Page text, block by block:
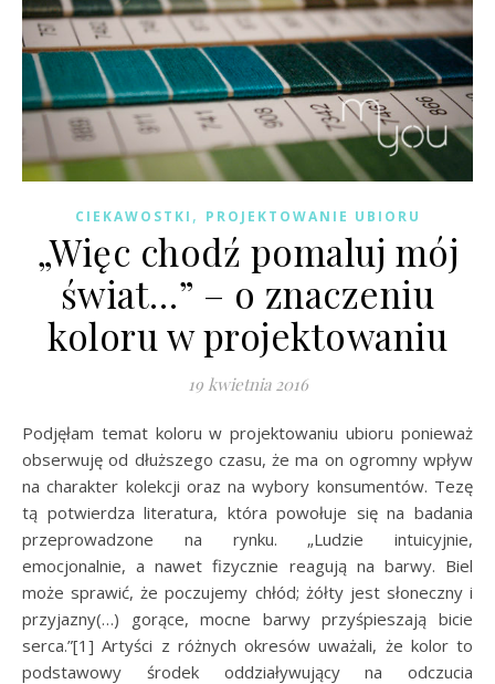
CIEKAWOSTKI , PROJEKTOWANIE UBIORU
„Więc chodź pomaluj mój
świat…” – o znaczeniu
koloru w projektowaniu
19 kwietnia 2016
Podjęłam temat koloru w projektowaniu ubioru ponieważ
obserwuję od dłuższego czasu, że ma on ogromny wpływ
na charakter kolekcji oraz na wybory konsumentów. Tezę
tą potwierdza literatura, która powołuje się na badania
przeprowadzone na rynku. „Ludzie intuicyjnie,
emocjonalnie, a nawet fizycznie reagują na barwy. Biel
może sprawić, że poczujemy chłód; żółty jest słoneczny i
przyjazny(…) gorące, mocne barwy przyśpieszają bicie
serca.”[1] Artyści z różnych okresów uważali, że kolor to
podstawowy środek oddziaływujący na odczucia